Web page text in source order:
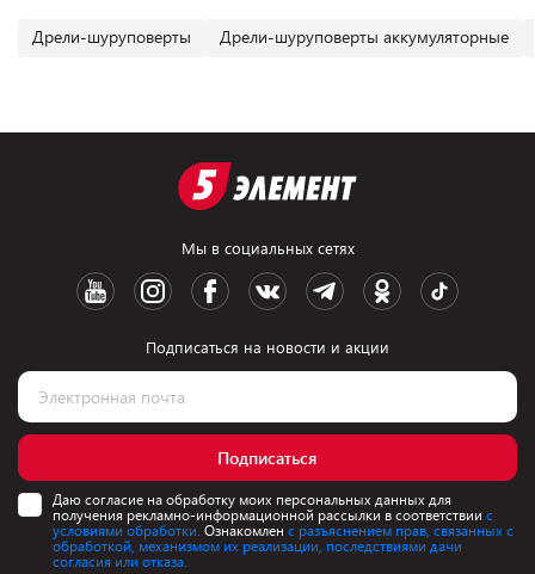
Дрели-шуруповерты Дрели-шуруповерты аккумуляторные
Мы в социальных сетях
Подписаться на новости и акции
Подписаться
Даю согласие на обработку моих персональных данных для
получения рекламно-информационной рассылки в соответствии с
условиями обработки. Ознакомлен с разъяснением прав, связанных с
обработкой, механизмом их реализации, последствиями дачи
согласия или отказа.